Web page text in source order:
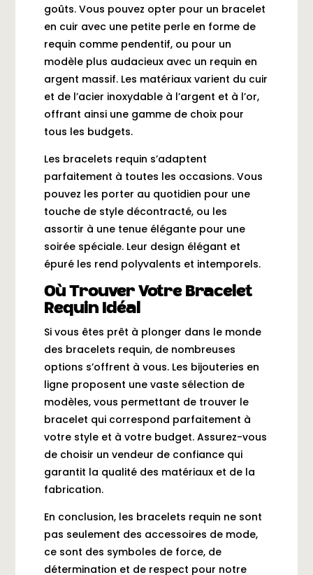
goûts. Vous pouvez opter pour un bracelet
en cuir avec une petite perle en forme de
requin comme pendentif, ou pour un
modèle plus audacieux avec un requin en
argent massif. Les matériaux varient du cuir
et de l’acier inoxydable à l’argent et à l’or,
offrant ainsi une gamme de choix pour
tous les budgets.
Les bracelets requin s’adaptent
parfaitement à toutes les occasions. Vous
pouvez les porter au quotidien pour une
touche de style décontracté, ou les
assortir à une tenue élégante pour une
soirée spéciale. Leur design élégant et
épuré les rend polyvalents et intemporels.
Où Trouver Votre Bracelet
Requin Idéal
Si vous êtes prêt à plonger dans le monde
des bracelets requin, de nombreuses
options s’offrent à vous. Les bijouteries en
ligne proposent une vaste sélection de
modèles, vous permettant de trouver le
bracelet qui correspond parfaitement à
votre style et à votre budget. Assurez-vous
de choisir un vendeur de confiance qui
garantit la qualité des matériaux et de la
fabrication.
En conclusion, les bracelets requin ne sont
pas seulement des accessoires de mode,
ce sont des symboles de force, de
détermination et de respect pour notre